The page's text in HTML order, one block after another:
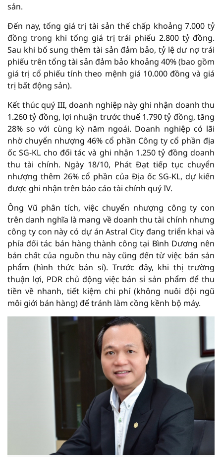
sản.
Đến nay, tổng giá trị tài sản thế chấp khoảng 7.000 tỷ
đồng trong khi tổng giá trị trái phiếu 2.800 tỷ đồng.
Sau khi bổ sung thêm tài sản đảm bảo, tỷ lệ dư nợ trái
phiếu trên tổng tài sản đảm bảo khoảng 40% (bao gồm
giá trị cổ phiếu tính theo mệnh giá 10.000 đồng và giá
trị bất động sản).
Kết thúc quý III, doanh nghiệp này ghi nhận doanh thu
1.260 tỷ đồng, lợi nhuận trước thuế 1.790 tỷ đồng, tăng
28% so với cùng kỳ năm ngoái. Doanh nghiệp có lãi
nhờ chuyển nhượng 46% cổ phần Công ty cổ phần địa
ốc SG-KL cho đối tác và ghi nhận 1.250 tỷ đồng doanh
thu tài chính. Ngày 18/10, Phát Đạt tiếp tục chuyển
nhượng thêm 26% cổ phần của Địa ốc SG-KL, dự kiến
được ghi nhận trên báo cáo tài chính quý IV.
Ông Vũ phân tích, việc chuyển nhượng công ty con
trên danh nghĩa là mang về doanh thu tài chính nhưng
công ty con này có dự án Astral City đang triển khai và
phía đối tác bán hàng thành công tại Bình Dương nên
bản chất của nguồn thu này cũng đến từ việc bán sản
phẩm (hình thức bán sỉ). Trước đây, khi thị trường
thuận lợi, PDR chủ động việc bán sỉ sản phẩm để thu
tiền về nhanh, tiết kiệm chi phí (không nuôi đội ngũ
môi giới bán hàng) để tránh làm cồng kềnh bộ máy.